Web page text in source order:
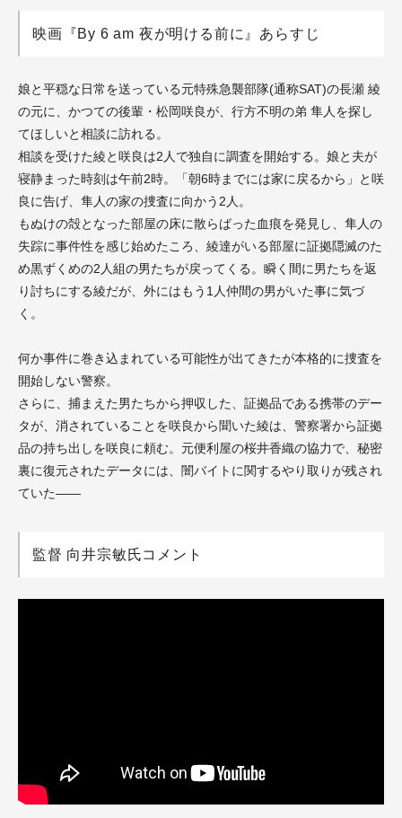
映画『By 6 am 夜が明ける前に』あらすじ
娘と平穏な日常を送っている元特殊急襲部隊(通称SAT)の長瀬 綾
の元に、かつての後輩・松岡咲良が、行方不明の弟 隼人を探し
てほしいと相談に訪れる。
相談を受けた綾と咲良は2人で独自に調査を開始する。娘と夫が
寝静まった時刻は午前2時。「朝6時までには家に戻るから」と咲
良に告げ、隼人の家の捜査に向かう2人。
もぬけの殻となった部屋の床に散らばった血痕を発見し、隼人の
失踪に事件性を感じ始めたころ、綾達がいる部屋に証拠隠滅のた
め黒ずくめの2人組の男たちが戻ってくる。瞬く間に男たちを返
り討ちにする綾だが、外にはもう1人仲間の男がいた事に気づ
く。
何か事件に巻き込まれている可能性が出てきたが本格的に捜査を
開始しない警察。
さらに、捕まえた男たちから押収した、証拠品である携帯のデー
タが、消されていることを咲良から聞いた綾は、警察署から証拠
品の持ち出しを咲良に頼む。元便利屋の桜井⾹織の協力で、秘密
裏に復元されたデータには、闇バイトに関するやり取りが残され
ていた――
監督 向井宗敏氏コメント